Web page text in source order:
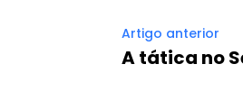
Artigo anterior
A tática no